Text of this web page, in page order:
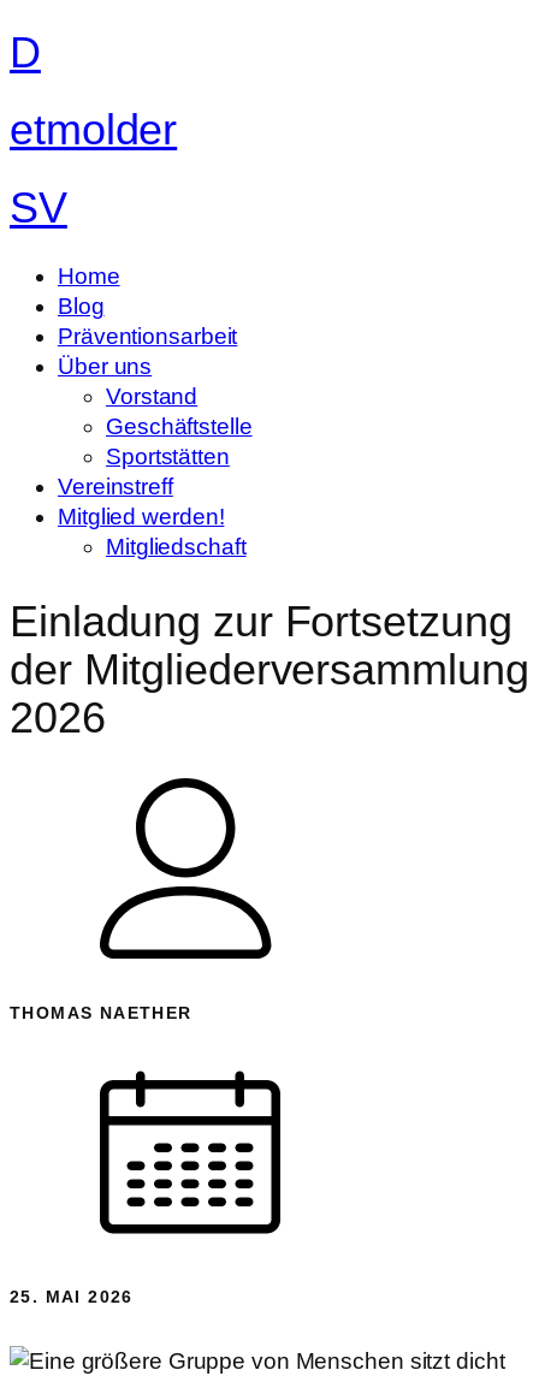
D
etmolder
SV
Home
Blog
Präventionsarbeit
Über uns
Vorstand
Geschäftstelle
Sportstätten
Vereinstreff
Mitglied werden!
Mitgliedschaft
Einladung zur Fortsetzung
der Mitgliederversammlung
2026
THOMAS NAETHER
25. MAI 2026